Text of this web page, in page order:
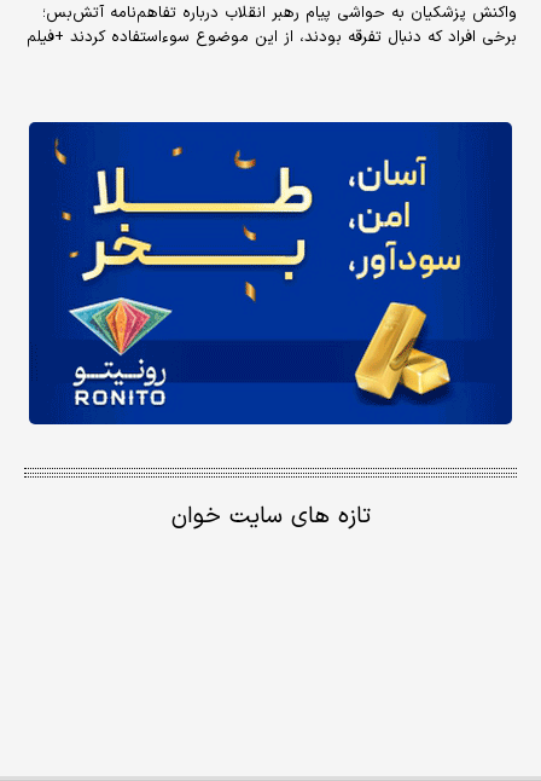
واکنش پزشکیان به حواشی پیام رهبر انقلاب درباره تفاهم‌نامه آتش‌بس؛
برخی افراد که دنبال تفرقه بودند، از این موضوع سوءاستفاده کردند +فیلم
تازه های سایت خوان